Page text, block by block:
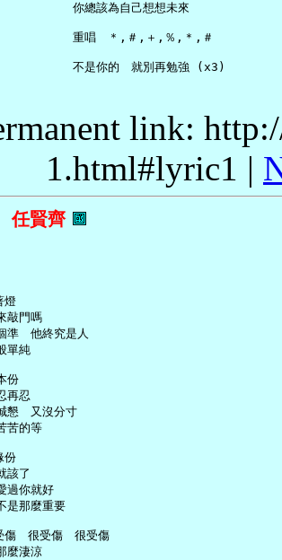
     你總該為自己想想未來
     重唱　＊,＃,＋,％,＊,＃
link:
1.html#lyric1 |
賢齊
燈
敲門嗎
　他終究是人
單純
份
再忍
懇　又沒分寸
苦的等
份
該了
過你就好
是那麼重要
　很受傷　很受傷
麼淒涼